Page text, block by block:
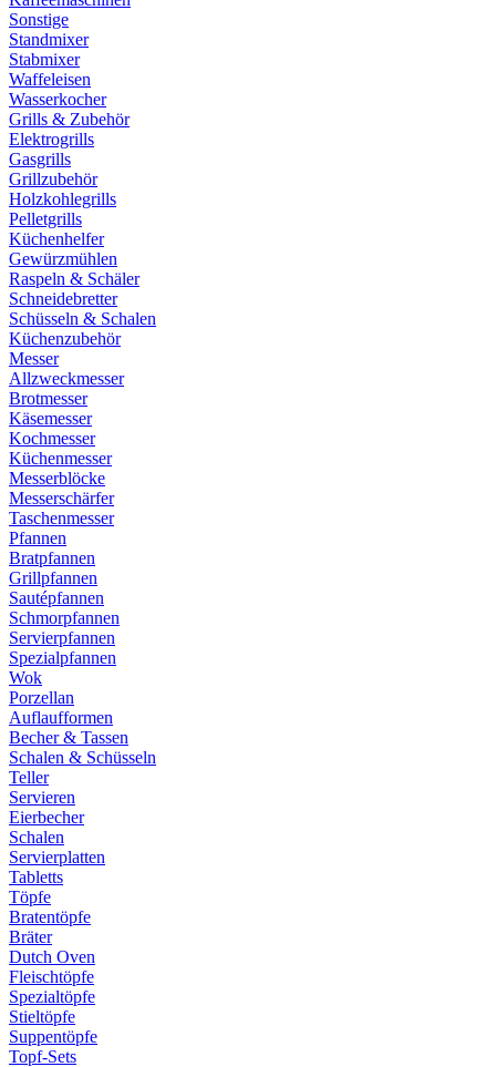
Sonstige
Standmixer
Stabmixer
Waffeleisen
Wasserkocher
Grills & Zubehör
Elektrogrills
Gasgrills
Grillzubehör
Holzkohlegrills
Pelletgrills
Küchenhelfer
Gewürzmühlen
Raspeln & Schäler
Schneidebretter
Schüsseln & Schalen
Küchenzubehör
Messer
Allzweckmesser
Brotmesser
Käsemesser
Kochmesser
Küchenmesser
Messerblöcke
Messerschärfer
Taschenmesser
Pfannen
Bratpfannen
Grillpfannen
Sautépfannen
Schmorpfannen
Servierpfannen
Spezialpfannen
Wok
Porzellan
Auflaufformen
Becher & Tassen
Schalen & Schüsseln
Teller
Servieren
Eierbecher
Schalen
Servierplatten
Tabletts
Töpfe
Bratentöpfe
Bräter
Dutch Oven
Fleischtöpfe
Spezialtöpfe
Stieltöpfe
Suppentöpfe
Topf-Sets